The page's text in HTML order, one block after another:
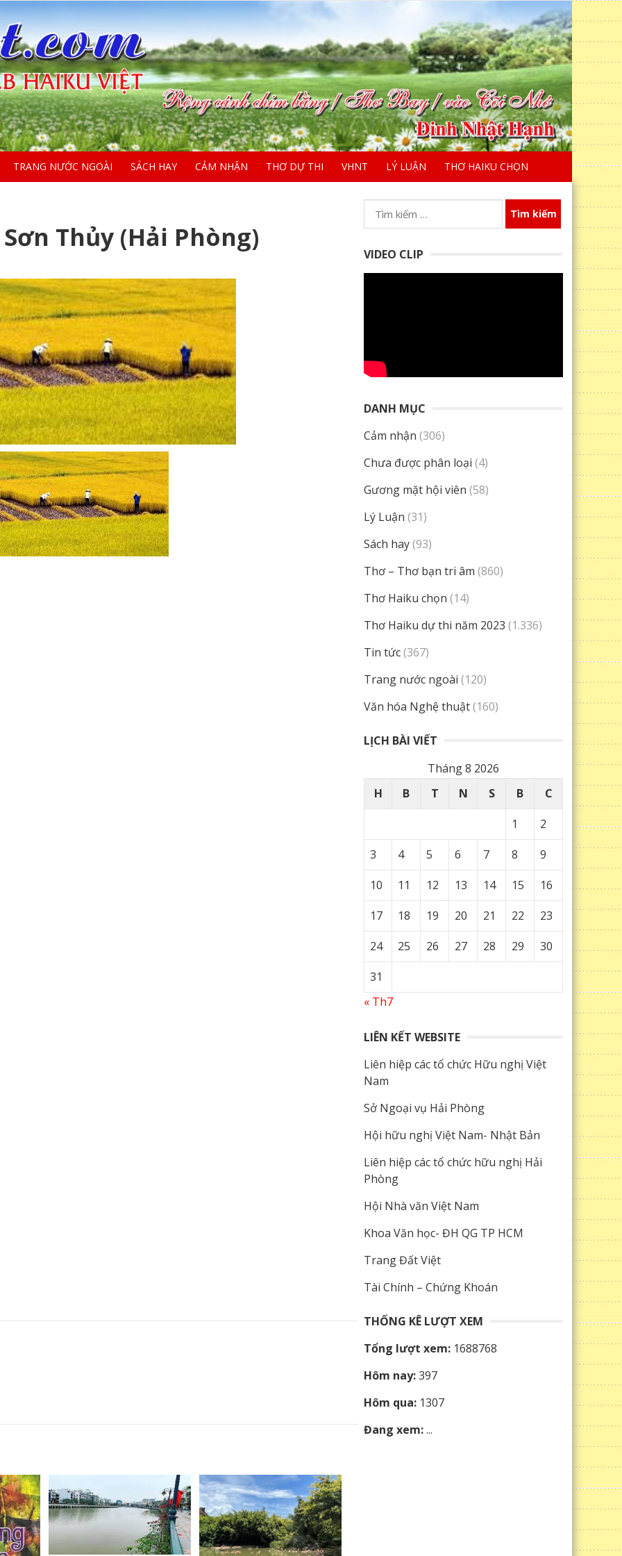
TRANG NƯỚC NGOÀI SÁCH HAY CẢM NHẬN THƠ DỰ THI VHNT LÝ LUẬN THƠ HAIKU CHỌN
Thủy (Hải Phòng)
Tìm
kiếm
VIDEO CLIP
DANH MỤC
Cảm nhận (306)
Chưa được phân loại (4)
Gương mặt hội viên (58)
Lý Luận (31)
Sách hay(93)
Thơ – Thơ bạn tri âm (860)
Thơ Haiku chọn (14)
Thơ Haiku dự thi năm 2023 (1.336)
Tin tức(367)
Trang nước ngoài (120)
Văn hóa Nghệ thuật(160)
LỊCH BÀI VIẾT
Tháng 8 2026
H
B T N S B
C
1
2
3
4 5 6 7 8
9
10
11 12 13 14 15
16
17
18 19 20 21 22
23
24
25 26 27 28 29
30
31
« Th7
LIÊN KẾT WEBSITE
Liên hiệp các tổ chức Hữu nghị Việt
Nam
Sở Ngoại vụ Hải Phòng
Hội hữu nghị Việt Nam- Nhật Bản
Liên hiệp các tổ chức hữu nghị Hải
Phòng
Hội Nhà văn Việt Nam
Khoa Văn học- ĐH QG TP HCM
Trang Đất Việt
Tài Chính – Chứng Khoán
THỐNG KÊ LƯỢT XEM
Tổng lượt xem: 1688768
Hôm nay:397
Hôm qua: 1307
Đang xem:...